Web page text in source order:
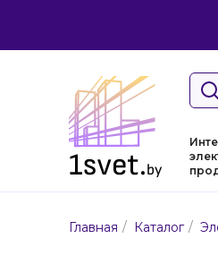
Главная / Каталог /